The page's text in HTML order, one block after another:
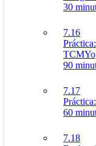
30
7.16
90
7.17
60
7.18